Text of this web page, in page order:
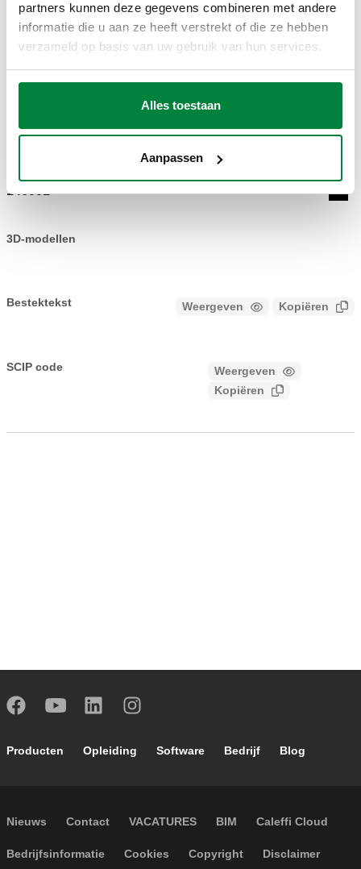
partners kunnen deze gegevens combineren met andere
informatie die u aan ze heeft verstrekt of die ze hebben
verzameld op basis van uw gebruik van hun services.
Alles toestaan
Aanpassen
Handmatige servomotor voor 145895- en 145905-kleppen.
TEKENINGEN EN SPECIFICATIES
Artikelnummer Actions
146001
3D-modellen
Bestektekst Weergeven Kopiëren
145905-kleppen.
SCIP code
Weergeven
Kopiëren
Footer main navigation
Producten Opleiding Software Bedrijf Blog
Footer secondary navigation
Nieuws Contact VACATURES BIM Caleffi Cloud
Footer menu
Bedrijfsinformatie Cookies Copyright Disclaimer